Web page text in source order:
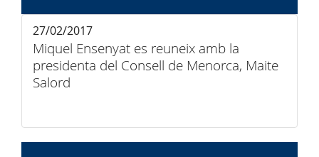
Miquel Ensenyat es reuneix amb la
presidenta del Consell de Menorca, Maite
Salord
27/02/2017